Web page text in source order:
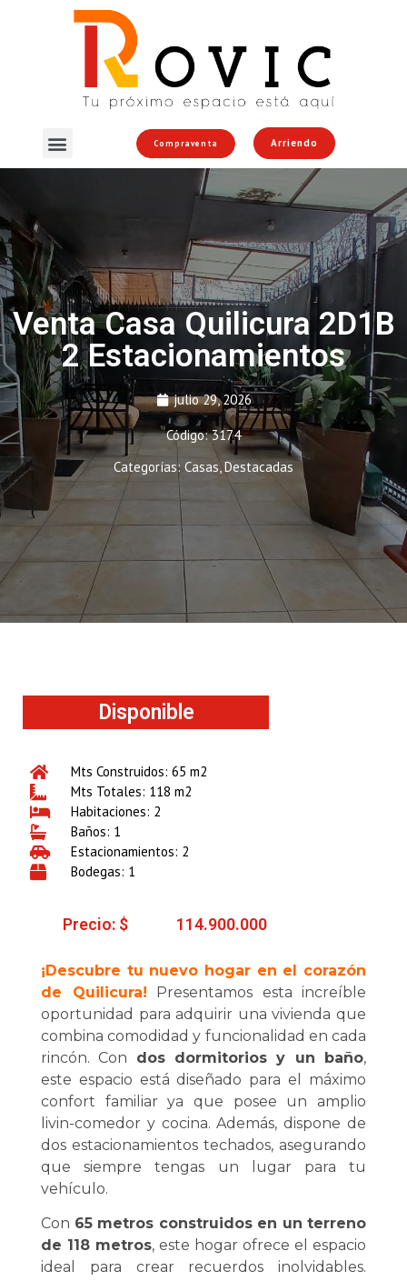
Compraventa Arriendo
Venta Casa Quilicura 2D1B
2 Estacionamientos
julio 29, 2026
Código: 3174
Categorías: Casas,Destacadas
Disponible
Mts Construidos: 65 m2
Mts Totales: 118 m2
Habitaciones: 2
Baños: 1
Estacionamientos: 2
Bodegas: 1
Precio: $ 114.900.000
¡Descubre tu nuevo hogar en el corazón
de Quilicura!
Presentamos esta increíble
oportunidad para adquirir una vivienda que
combina comodidad y funcionalidad en cada
rincón. Con dos dormitorios y un baño,
este espacio está diseñado para el máximo
confort familiar ya que posee un amplio
livin-comedor y cocina. Además, dispone de
dos estacionamientos techados, asegurando
que siempre tengas un lugar para tu
vehículo.
Con 65 metros construidos en un terreno
de 118 metros, este hogar ofrece el espacio
ideal para crear recuerdos inolvidables.